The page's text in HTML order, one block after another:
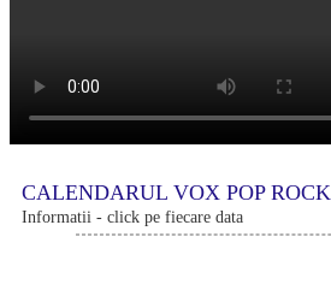
CALENDARUL VOX POP ROCK
Informatii - click pe fiecare data